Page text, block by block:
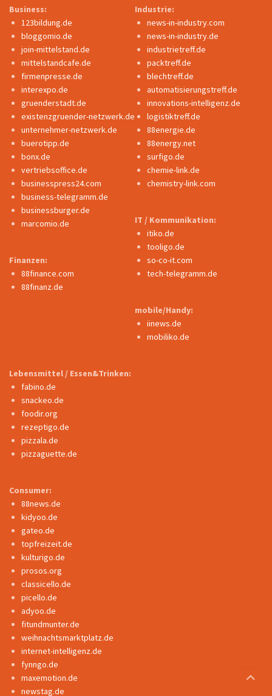
Business:
123bildung.de
bloggomio.de
join-mittelstand.de
mittelstandcafe.de
firmenpresse.de
interexpo.de
gruenderstadt.de
existenzgruender-netzwerk.de
unternehmer-netzwerk.de
buerotipp.de
bonx.de
vertriebsoffice.de
businesspress24.com
business-telegramm.de
businessburger.de
marcomio.de
Finanzen:
88finance.com
88finanz.de
Industrie:
news-in-industry.com
news-in-industry.de
industrietreff.de
packtreff.de
blechtreff.de
automatisierungstreff.de
innovations-intelligenz.de
logistiktreff.de
88energie.de
88energy.net
surfigo.de
chemie-link.de
chemistry-link.com
IT / Kommunikation:
itiko.de
tooligo.de
so-co-it.com
tech-telegramm.de
mobile/Handy:
iinews.de
mobiliko.de
Lebensmittel / Essen&Trinken:
fabino.de
snackeo.de
foodir.org
rezeptigo.de
pizzala.de
pizzaguette.de
Consumer:
88news.de
kidyoo.de
gateo.de
topfreizeit.de
kulturigo.de
prosos.org
classicello.de
picello.de
adyoo.de
fitundmunter.de
weihnachtsmarktplatz.de
internet-intelligenz.de
fynngo.de
maxemotion.de
newstag.de